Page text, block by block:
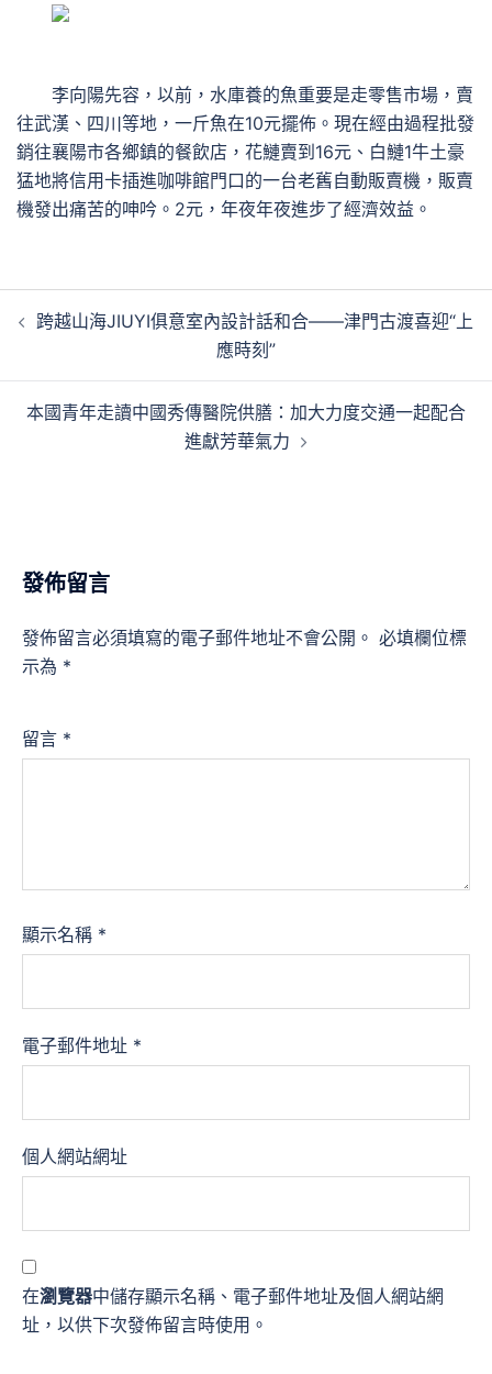
李向陽先容，以前，水庫養的魚重要是走零售市場，賣
往武漢、四川等地，一斤魚在10元擺佈。現在經由過程批發
銷往襄陽市各鄉鎮的餐飲店，花鰱賣到16元、白鰱1牛土豪
猛地將信用卡插進咖啡館門口的一台老舊自動販賣機，販賣
機發出痛苦的呻吟。2元，年夜年夜進步了經濟效益。
章 跨越山海JIUYI俱意室內設計話和合——津門古渡喜迎“上
應時刻”
本國青年走讀中國秀傳醫院供膳：加大力度交通一起配合
進獻芳華氣力
發佈留言
發佈留言必須填寫的電子郵件地址不會公開。 必填欄位標
示為 *
留言 *
顯示名稱 *
電子郵件地址 *
個人網站網址
在瀏覽器中儲存顯示名稱、電子郵件地址及個人網站網
址，以供下次發佈留言時使用。